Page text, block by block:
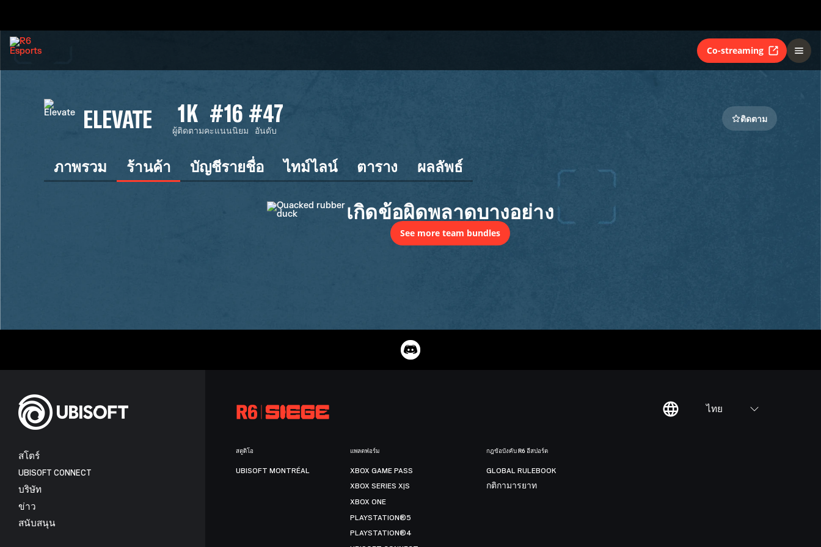
Co-streaming
ELEVATE 1K
ผู้ติดตาม
#16
คะแนนนิยม
#47
อันดับ
ติดตาม
ภาพรวม ร้านค้า บัญชีรายชื่อ ไทม์ไลน์ ตาราง ผลลัพธ์
เกิดข้อผิดพลาดบางอย่าง
See more team bundles
ไทย
สโตร์
UBISOFT CONNECT
บริษัท
ข่าว
สนับสนุน
สตูดิโอ
UBISOFT MONTRÉAL
แพลตฟอร์ม
XBOX GAME PASS
XBOX SERIES X|S
XBOX ONE
PLAYSTATION®5
PLAYSTATION®4
กฎข้อบังคับ R6 อีสปอร์ต
GLOBAL RULEBOOK
กติกามารยาท